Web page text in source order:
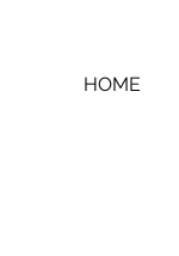
HOME